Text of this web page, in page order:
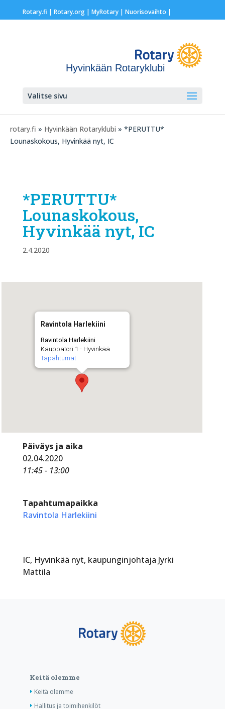
Rotary.fi | Rotary.org| MyRotary | Nuorisovaihto |
Hyvinkään Rotaryklubi
Valitse sivu
rotary.fi » Hyvinkään Rotaryklubi » *PERUTTU*
Lounaskokous, Hyvinkää nyt, IC
*PERUTTU*
Lounaskokous,
Hyvinkää nyt, IC
2.4.2020
Ravintola Harlekiini
Ravintola Harlekiini
Kauppatori 1 - Hyvinkää
Tapahtumat
Päiväys ja aika
02.04.2020
11:45 - 13:00
Tapahtumapaikka
Ravintola Harlekiini
IC, Hyvinkää nyt, kaupunginjohtaja Jyrki
Mattila
Keitä olemme
Keitä olemme
Hallitus ja toimihenkilöt